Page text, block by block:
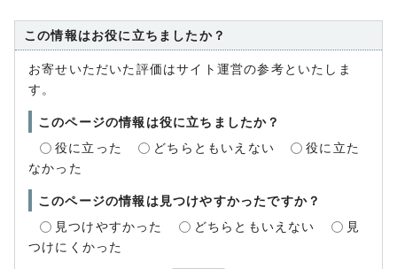
この情報はお役に立ちましたか？
お寄せいただいた評価はサイト運営の参考といたしま
す。
このページの情報は役に立ちましたか？
役に立った
どちらともいえない
役に立た
なかった
このページの情報は見つけやすかったですか？
見つけやすかった
どちらともいえない
見
つけにくかった